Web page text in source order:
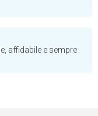
affidabile e sempre